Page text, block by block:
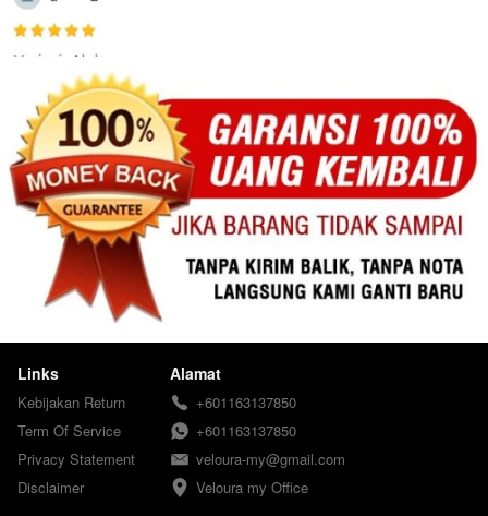
Links
Kebijakan Return
Term Of Service
Privacy Statement
Disclaimer
Alamat
+601163137850
+601163137850
veloura-my@gmail.com
Veloura my Office